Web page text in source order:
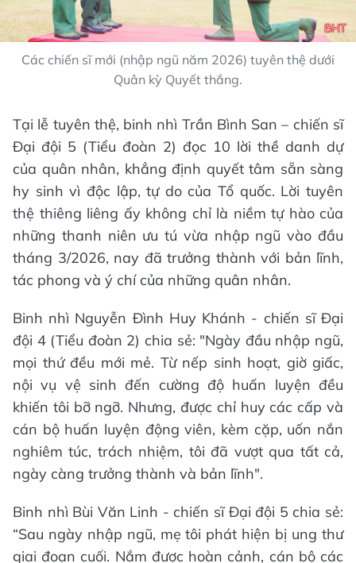
Các chiến sĩ mới (nhập ngũ năm 2026) tuyên thệ dưới
Quân kỳ Quyết thắng.
Tại lễ tuyên thệ, binh nhì Trần Bình San – chiến sĩ
Đại đội 5 (Tiểu đoàn 2) đọc 10 lời thề danh dự
của quân nhân, khẳng định quyết tâm sẵn sàng
hy sinh vì độc lập, tự do của Tổ quốc. Lời tuyên
thệ thiêng liêng ấy không chỉ là niềm tự hào của
những thanh niên ưu tú vừa nhập ngũ vào đầu
tháng 3/2026, nay đã trưởng thành với bản lĩnh,
tác phong và ý chí của những quân nhân.
Binh nhì Nguyễn Đình Huy Khánh - chiến sĩ Đại
đội 4 (Tiểu đoàn 2) chia sẻ: "Ngày đầu nhập ngũ,
mọi thứ đều mới mẻ. Từ nếp sinh hoạt, giờ giấc,
nội vụ vệ sinh đến cường độ huấn luyện đều
khiến tôi bỡ ngỡ. Nhưng, được chỉ huy các cấp và
cán bộ huấn luyện động viên, kèm cặp, uốn nắn
nghiêm túc, trách nhiệm, tôi đã vượt qua tất cả,
ngày càng trưởng thành và bản lĩnh".
Binh nhì Bùi Văn Linh - chiến sĩ Đại đội 5 chia sẻ:
“Sau ngày nhập ngũ, mẹ tôi phát hiện bị ung thư
giai đoạn cuối. Nắm được hoàn cảnh, cán bộ các